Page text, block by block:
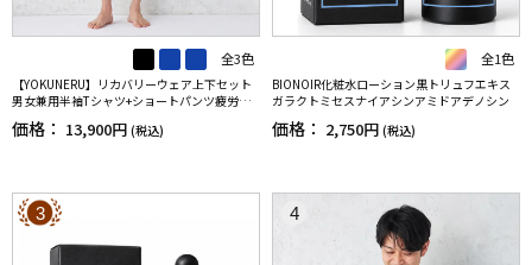
全3色
【YOKUNERU】リカバリーウェア上下セット
男女兼用半袖Tシャツ+ショートパンツ疲労回
療機器】SS～LLサイズ
価格： 13,900円 (税込)
全1色
BIONOIR化粧水ローション黒トリュフエキス
ガラクトミセスナイアシンアミドアデノシン
価格： 2,750円 (税込)
3 4